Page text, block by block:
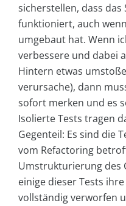
sicherstellen, dass
funktioniert, auch
umgebaut hat. Wenn
verbessere und dabei
Hintern etwas
verursache), dann
sofort merken und es
Isolierte Tests tragen
Gegenteil: Es sind die
vom Refactoring
Umstrukturierung des
einige dieser Tests
vollständig verworfen